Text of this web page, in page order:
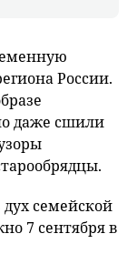
России.
даже сшили
семейской
7 сентября в